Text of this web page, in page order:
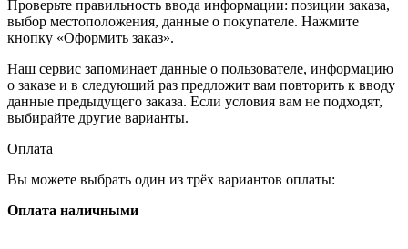
Проверьте правильность ввода информации: позиции заказа,
выбор местоположения, данные о покупателе. Нажмите
кнопку «Оформить заказ».
Наш сервис запоминает данные о пользователе, информацию
о заказе и в следующий раз предложит вам повторить к вводу
данные предыдущего заказа. Если условия вам не подходят,
выбирайте другие варианты.
Оплата
Вы можете выбрать один из трёх вариантов оплаты:
Оплата наличными